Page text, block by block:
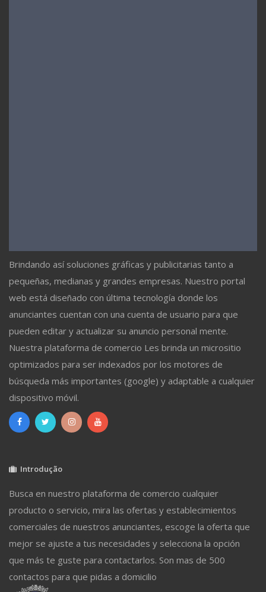
Brindando así soluciones gráficas y publicitarias tanto a
pequeñas, medianas y grandes empresas. Nuestro portal
web está diseñado con última tecnología donde los
anunciantes cuentan con una cuenta de usuario para que
pueden editar y actualizar su anuncio personal mente.
Nuestra plataforma de comercio Les brinda un micrositio
optimizados para ser indexados por los motores de
búsqueda más importantes (google) y adaptable a cualquier
dispositivo móvil.
Introdução
Busca en nuestro plataforma de comercio cualquier
producto o servicio, mira las ofertas y establecimientos
comerciales de nuestros anunciantes, escoge la oferta que
mejor se ajuste a tus necesidades y selecciona la opción
que más te guste para contactarlos. Son mas de 500
contactos para que pidas a domicilio